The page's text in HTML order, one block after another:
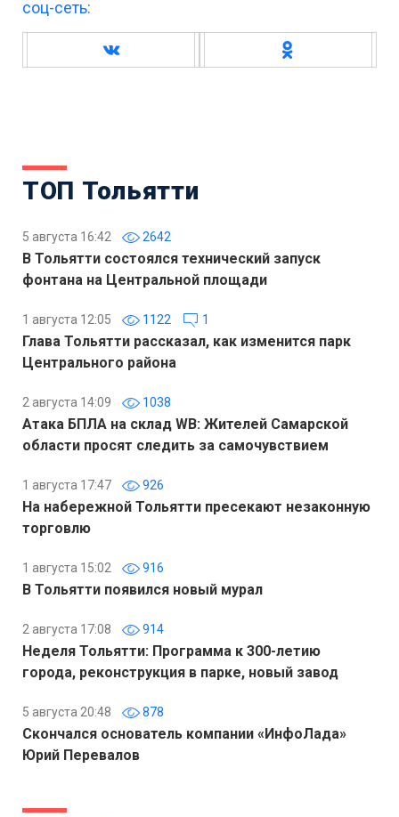
соц-сеть:
ТОП Тольятти
5 августа 16:42 2642
В Тольятти состоялся технический запуск
фонтана на Центральной площади
1 августа 12:05 1122 1
Глава Тольятти рассказал, как изменится парк
Центрального района
2 августа 14:09 1038
Атака БПЛА на склад WB: Жителей Самарской
области просят следить за самочувствием
1 августа 17:47 926
На набережной Тольятти пресекают незаконную
торговлю
1 августа 15:02 916
В Тольятти появился новый мурал
2 августа 17:08 914
Неделя Тольятти: Программа к 300-летию
города, реконструкция в парке, новый завод
5 августа 20:48 878
Скончался основатель компании «ИнфоЛада»
Юрий Перевалов